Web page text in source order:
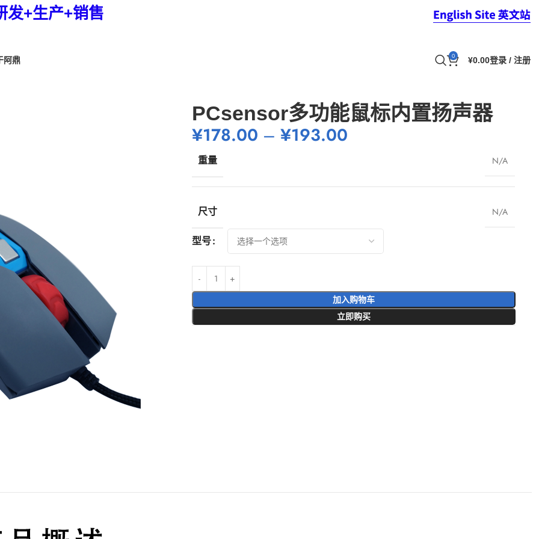
发+生产+销售
阿鼎 0 ¥0.00登录 / 注册
PCsensor多功能鼠标内置扬声器
¥178.00 –¥193.00
重量 N/A
尺寸 N/A
型号
加入购物车
立即购买